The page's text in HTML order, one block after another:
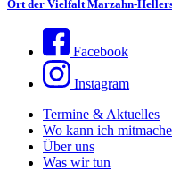
Ort der Vielfalt Marzahn-
Facebook
Instagram
Termine & Aktuelles
Wo kann ich
Über uns
Was wir tun